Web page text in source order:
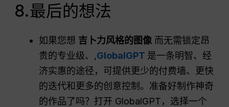
8.最后的想法
如果您想 吉卜力风格的图像 而无需锁定昂
贵的专业级、,GlobalGPT 是一条明智、经
济实惠的途径，可提供更少的付费墙、更快
的迭代和更多的创意控制。准备好制作神奇
的作品了吗？打开 GlobalGPT，选择一个